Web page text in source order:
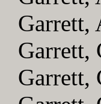
Garrett,
Garrett,
Garrett,